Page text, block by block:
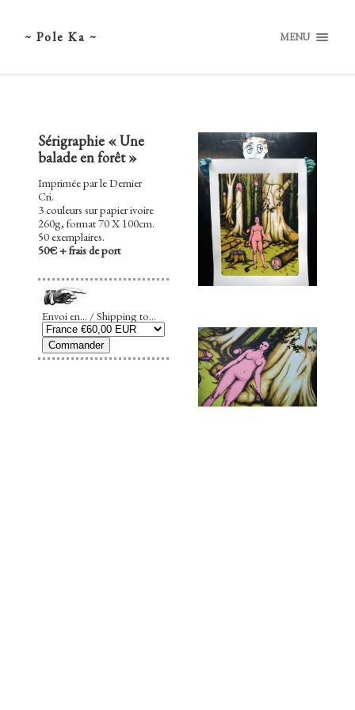
~ Pole Ka ~ MENU
Sérigraphie « Une
balade en forêt »
Imprimée par le Dernier
Cri.
3 couleurs sur papier ivoire
260g, format 70 X 100cm.
50 exemplaires.
50€ + frais de port
Envoi en... / Shipping to...